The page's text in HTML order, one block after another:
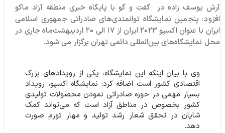
آرش یوسف زاده در گفت و گو با پایگاه خبری منطقه آزاد ماکو
افزود:‌ پنجمین نمایشگاه توانمندی‌های صادراتی جمهوری اسلامی
ایران با عنوان اکسپو ۲۰۲۳ ایران از ۱۷ الی ۲۰ اردیبهشت‌ماه جاری در
محل نمایشگاه‌های بین‌المللی دائمی تهران برگزار می شود.
وی با بیان اینکه این نمایشگاه، یکی از رویدادهای بزرگ
اقتصادی کشور است اضافه کرد: نمایشگاه اکسپو، رویداد
بسیار مهمی در حوزه صادراتی نمودن محصولات تولیدی
کشور بخصوص در مناطق آزاد است که می‌تواند کمک
شایان در تحقق شعار رشد تولید و مهار تورم صورت
دهد.